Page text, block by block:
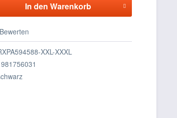
In den Warenkorb
Bewerten
XXL-XXXL